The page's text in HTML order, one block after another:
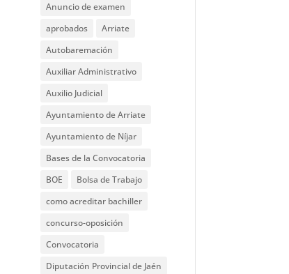
Anuncio de examen
aprobados
Arriate
Autobaremación
Auxiliar Administrativo
Auxilio Judicial
Ayuntamiento de Arriate
Ayuntamiento de Níjar
Bases de la Convocatoria
BOE
Bolsa de Trabajo
como acreditar bachiller
concurso-oposición
Convocatoria
Diputación Provincial de Jaén